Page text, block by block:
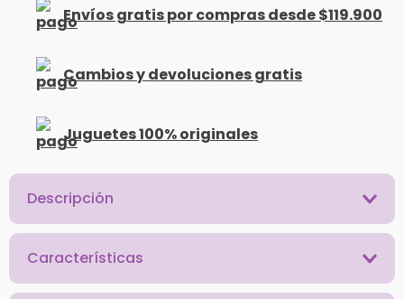
Envíos gratis por compras desde $119.900
Cambios y devoluciones gratis
Juguetes 100% originales
Descripción
Características